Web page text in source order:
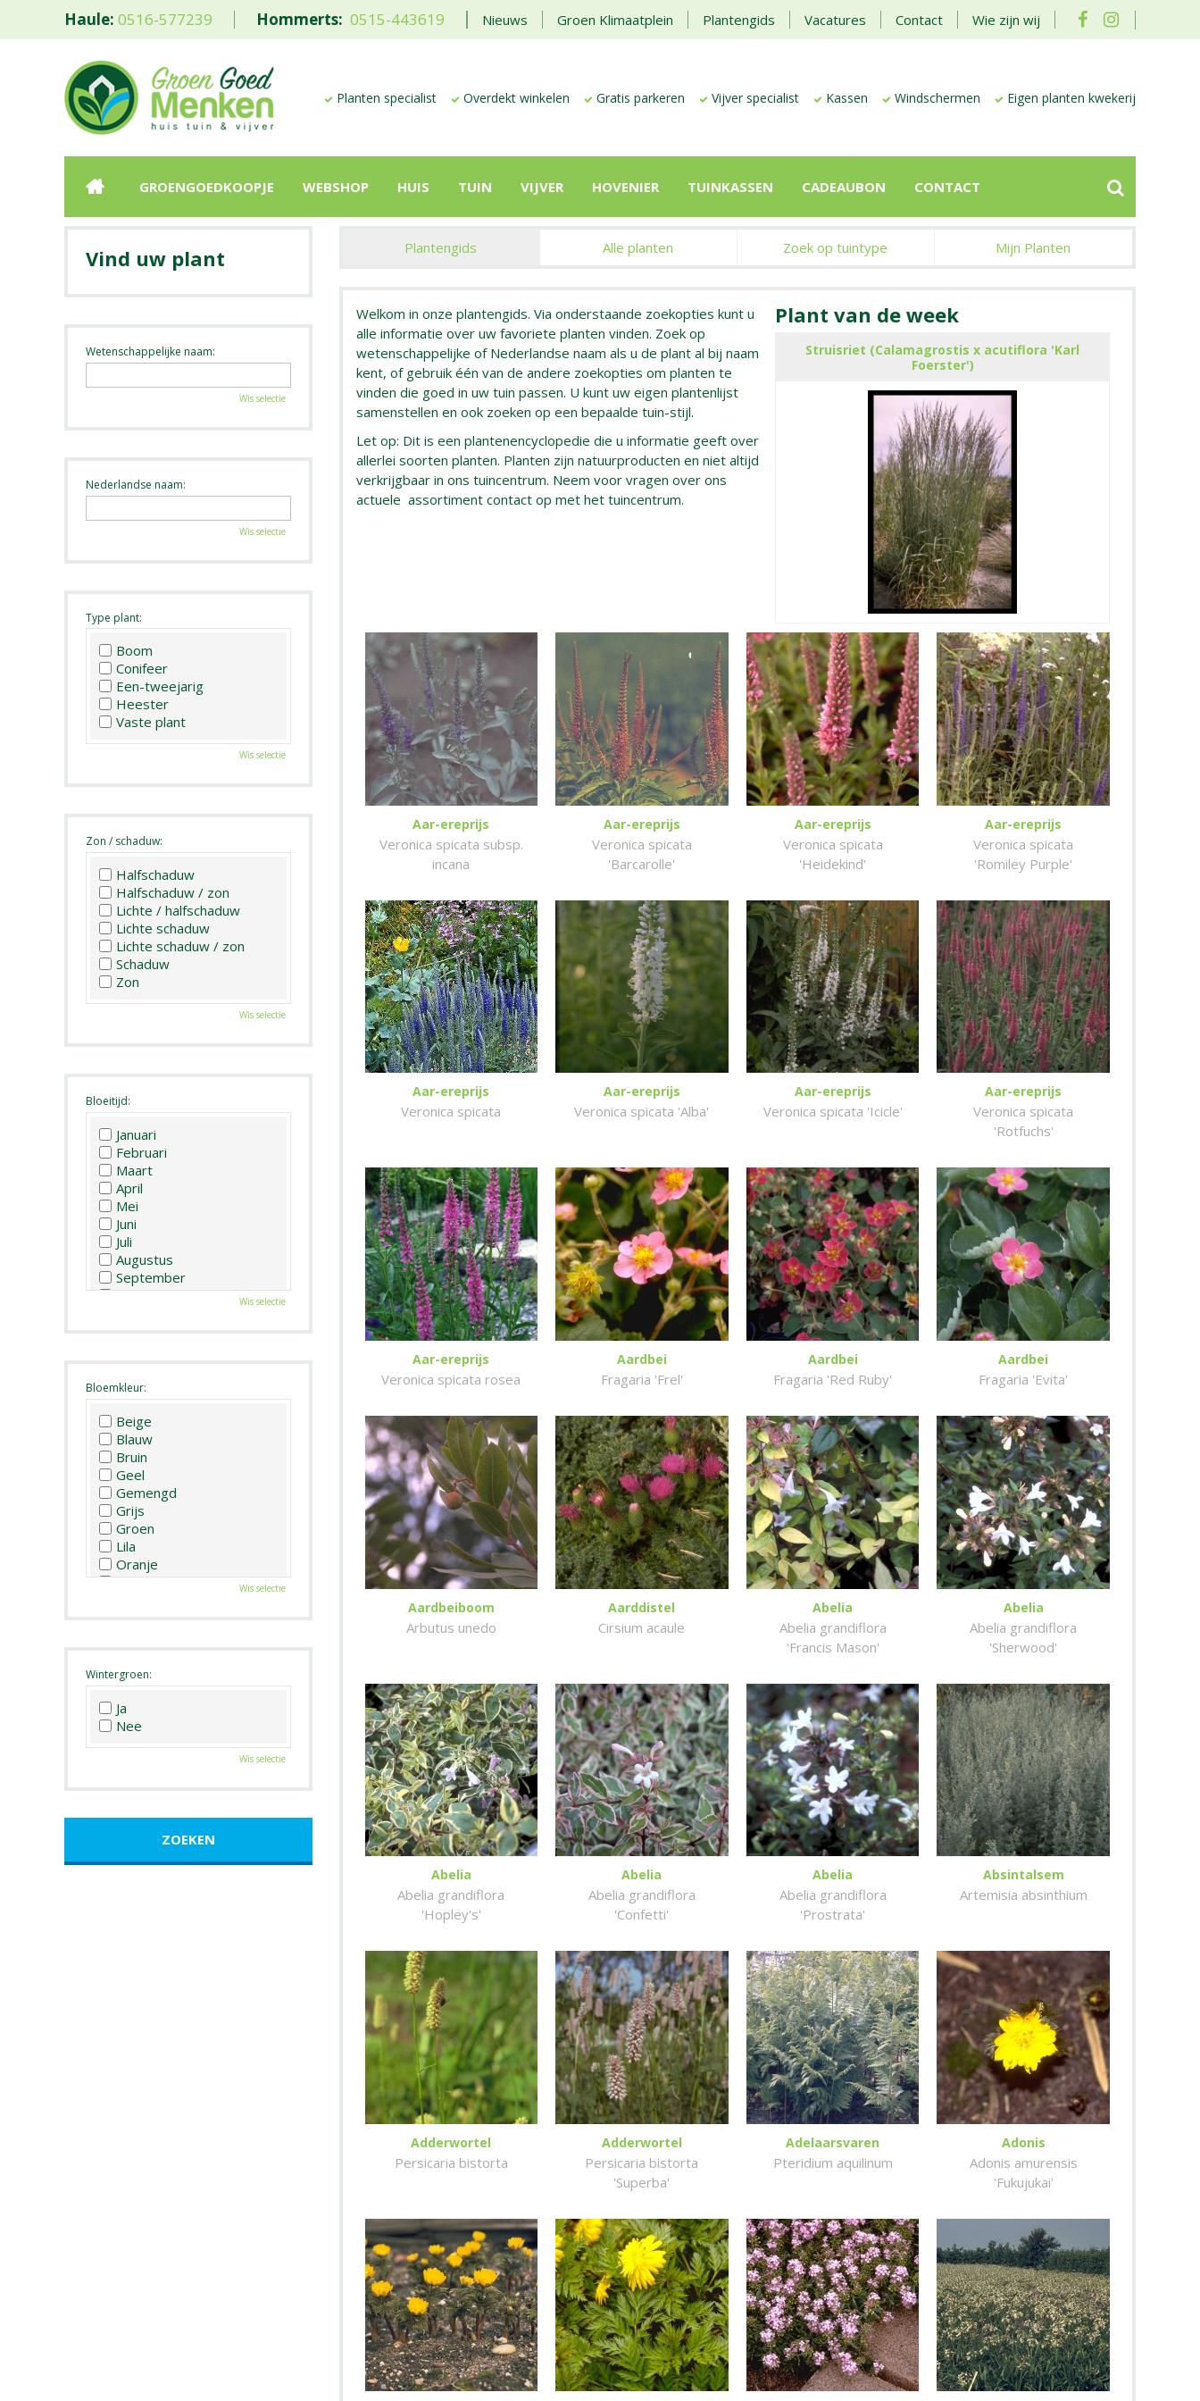
Haule: 0516-577239 Hommerts: 0515-443619 Nieuws Groen Klimaatplein Plantengids Vacatures Contact Wie zijn wij
Planten specialist Overdekt winkelen Gratis parkeren Vijver specialist Kassen Windschermen Eigen planten kwekerij
GROENGOEDKOOPJE WEBSHOP HUIS TUIN VIJVER HOVENIER TUINKASSEN CADEAUBON CONTACT
Plantengids Alle planten Zoek op tuintype Mijn Planten
Welkom in onze plantengids. Via onderstaande zoekopties kunt u
alle informatie over uw favoriete planten vinden. Zoek op
wetenschappelijke of Nederlandse naam als u de plant al bij naam
kent, of gebruik één van de andere zoekopties om planten te
vinden die goed in uw tuin passen. U kunt uw eigen plantenlijst
samenstellen en ook zoeken op een bepaalde tuin-stijl.
Let op: Dit is een plantenencyclopedie die u informatie geeft over
allerlei soorten planten. Planten zijn natuurproducten en niet altijd
verkrijgbaar in ons tuincentrum. Neem voor vragen over ons
actuele assortiment contact op met het tuincentrum.
Plant van de week
Struisriet (Calamagrostis x acutiflora 'Karl
Foerster')
Aar-ereprijs
Veronica spicata subsp.
incana
Aar-ereprijs
Veronica spicata
'Barcarolle'
Aar-ereprijs
Veronica spicata
'Heidekind'
Aar-ereprijs
Veronica spicata
'Romiley Purple'
Aar-ereprijs
Veronica spicata
Aar-ereprijs
Veronica spicata 'Alba'
Aar-ereprijs
Veronica spicata 'Icicle'
Aar-ereprijs
Veronica spicata
'Rotfuchs'
Aar-ereprijs
Veronica spicata rosea
Aardbei
Fragaria 'Frel'
Aardbei
Fragaria 'Red Ruby'
Aardbei
Fragaria 'Evita'
Aardbeiboom
Arbutus unedo
Aarddistel
Cirsium acaule
Abelia
Abelia grandiflora
'Francis Mason'
Abelia
Abelia grandiflora
'Sherwood'
Abelia
Abelia grandiflora
'Hopley's'
Abelia
Abelia grandiflora
'Confetti'
Abelia
Abelia grandiflora
'Prostrata'
Absintalsem
Artemisia absinthium
Adderwortel
Persicaria bistorta
Adderwortel
Persicaria bistorta
'Superba'
Adelaarsvaren
Pteridium aquilinum
Adonis
Adonis amurensis
'Fukujukai'
Vind uw plant
Wetenschappelijke naam:
Wis selectie
Nederlandse naam:
Wis selectie
Type plant:
Boom
Conifeer
Een-tweejarig
Heester
Vaste plant
Wis selectie
Zon / schaduw:
Halfschaduw
Halfschaduw / zon
Lichte / halfschaduw
Lichte schaduw
Lichte schaduw / zon
Schaduw
Zon
Wis selectie
Bloeitijd:
Januari
Februari
Maart
April
Mei
Juni
Juli
Augustus
September
Oktober
Wis selectie
Bloemkleur:
Beige
Blauw
Bruin
Geel
Gemengd
Grijs
Groen
Lila
Oranje
Paars
Wis selectie
Wintergroen:
Ja
Nee
Wis selectie